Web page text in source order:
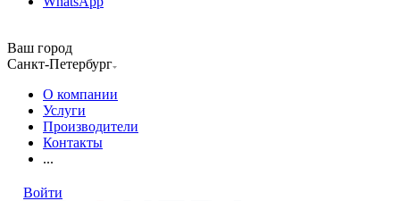
Ваш город
Санкт-Петербург
О компании
Услуги
Производители
Контакты
...
Войти